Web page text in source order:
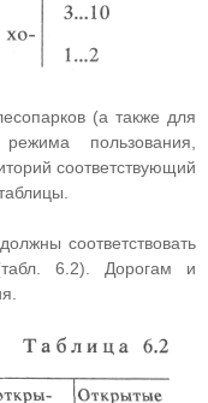
(а также для
пользования,
соответствующий
соответствовать
6.2). Дорогам и